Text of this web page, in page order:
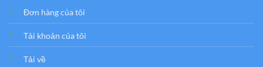
Đơn hàng của tôi
Tải khoản của tôi
Tải về